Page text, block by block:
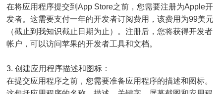
在将应用程序提交到App Store之前，您需要注册为Apple开
发者。这需要支付一年的开发者订阅费用，该费用为99美元
（截止到我知识截止日期为止）。注册后，您将获得开发者
帐户，可以访问苹果的开发者工具和文档。
3. 创建应用程序描述和图标：
在提交应用程序之前，您需要准备应用程序的描述和图标。